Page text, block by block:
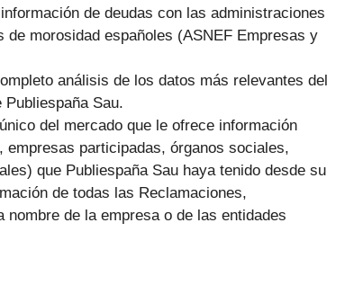
de deudas con las administraciones
morosidad españoles (ASNEF Empresas y
análisis de los datos más relevantes del
Sau.
del mercado que le ofrece información
participadas, órganos sociales,
que Publiespaña Sau haya tenido desde su
de todas las Reclamaciones,
de la empresa o de las entidades